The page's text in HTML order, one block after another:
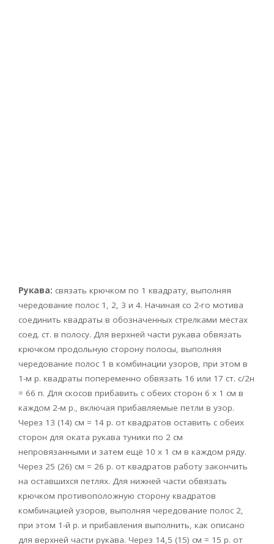
Рукава: связать крючком по 1 квадрату, выполняя
чередование полос 1, 2, 3 и 4. Начиная со 2-го мотива
соединить квадраты в обозначенных стрелками местах
соед. ст. в полосу. Для верхней части рукава обвязать
крючком продольную сторону полосы, выполняя
чередование полос 1 в комбинации узоров, при этом в
1-м р. квадраты попеременно обвязать 16 или 17 ст. с/2н
= 66 п. Для скосов прибавить с обеих сторон 6 х 1 см в
каждом 2-м р., включая прибавляемые петли в узор.
Через 13 (14) см = 14 р. от квадратов оставить с обеих
сторон для оката рукава туники по 2 см
непровязанными и затем ещё 10 x 1 см в каждом ряду.
Через 25 (26) см = 26 р. от квадратов работу закончить
на оставшихся петлях. Для нижней части обвязать
крючком противоположную сторону квадратов
комбинацией узоров, выполняя чередование полос 2,
при этом 1-й р. и прибавления выполнить, как описано
для верхней части рукава. Через 14,5 (15) см = 15 р. от